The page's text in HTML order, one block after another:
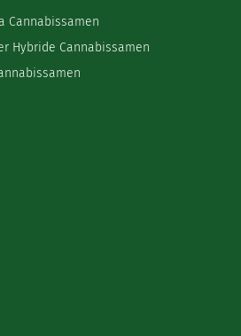
Cannabissamen
Hybride Cannabissamen